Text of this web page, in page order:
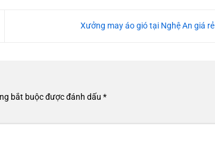
Xưởng may áo gió tại Nghệ An giá rẻ
bắt buộc được đánh dấu *